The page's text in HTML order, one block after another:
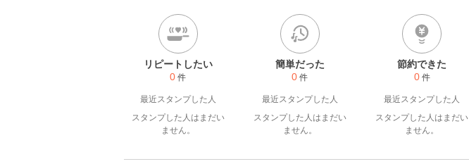
リピートしたい
0 件
最近スタンプした人
スタンプした人はまだい
ません。
簡単だった
0 件
最近スタンプした人
スタンプした人はまだい
ません。
節約できた
0 件
最近スタンプした人
スタンプした人はまだい
ません。